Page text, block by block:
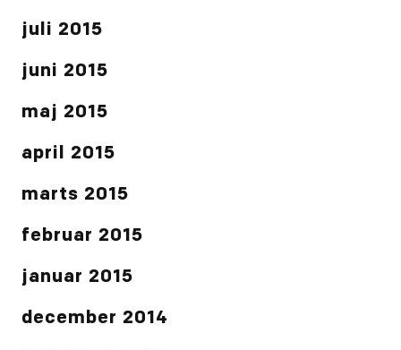
juli 2015
juni 2015
maj 2015
april 2015
marts 2015
februar 2015
januar 2015
december 2014